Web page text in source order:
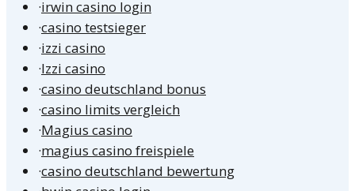
·irwin casino login
·casino testsieger
·izzi casino
·Izzi casino
·casino deutschland bonus
·casino limits vergleich
·Magius casino
·magius casino freispiele
·casino deutschland bewertung